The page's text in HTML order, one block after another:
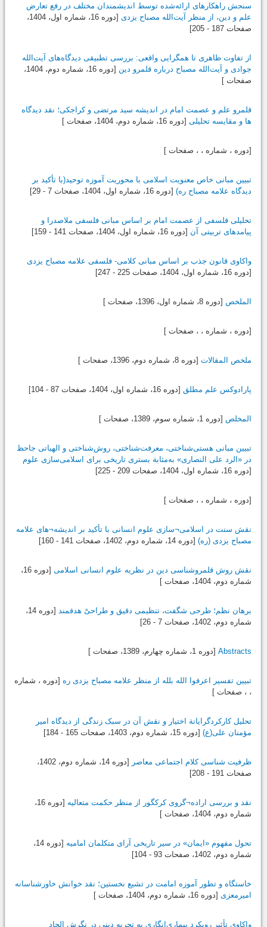
سنجش راهکارهای ارائه‌شده توسط اندیشمندان مختلف در رفع تعارض
علم و دین، از منظر آیت‌الله مصباح یزدی [دوره 16، شماره اول، 1404،
صفحات 187 - 205]
از تفاوت ظاهری تا همگرایی واقعی: بررسی تطبیقی دیدگاه‌های آیت‌الله
جوادی و آیت‌الله مصباح درباره قلمرو دین [دوره 16، شماره دوم، 1404،
صفحات ]
قلمرو علم و عصمت امام در اندیشه سید مرتضی و کراجکی؛ نقد دیدگاه
ها و مقایسه تحلیلی [دوره 16، شماره دوم، 1404، صفحات ]
[دوره ، شماره ، ، صفحات ]
تبیین مبانی خاص معنویت اسلامی با محوریت آموزه‌ توحید(با تأکید بر
دیدگاه علامه مصباح ره) [دوره 16، شماره اول، 1404، صفحات 7 - 29]
تحلیلی فلسفی از عصمت امام بر اساس مبانی فلسفی ملاصدرا و
پیامدهای تربیتی آن [دوره 16، شماره اول، 1404، صفحات 141 - 159]
واکاوی قانون جذب بر اساس مبانی کلامی- فلسفی علامه مصباح یزدی
[دوره 16، شماره اول،
1404، صفحات 225 - 247]
الملخص [دوره 8، شماره اول، 1396، صفحات ]
[دوره ، شماره ، ، صفحات ]
ملخص المقالات [دوره 8، شماره دوم، 1396، صفحات ]
پارادوکس علم مطلق [دوره 16، شماره اول، 1404، صفحات 87 - 104]
المخلص [دوره 1، شماره سوم، 1389، صفحات ]
تبیین مبانی هستی‌شناختی، معرفت‌شناختی، روش‌شناختی و الهیاتی جاحظ
در «الرد على النصارى» به‌مثابة بستری تاریخی برای اسلامی‌سازی علوم
[دوره 16، شماره اول،
1404، صفحات 209 - 225]
[دوره ، شماره ، ، صفحات ]
نقش سنت در اسلامی¬سازی علوم انسانی با تأکید بر اندیشه¬های علامه
مصباح یزدی (ره) [دوره 14، شماره دوم، 1402، صفحات 141 - 160]
نقش روش قلمروشناسی دین در نظریه علوم انسانی اسلامی
[دوره 16،
شماره دوم، 1404، صفحات ]
برهان نظم؛ طرحی شگفت، تنظیمی دقیق و طراحیْ هدفمند
[دوره 14،
شماره دوم، 1402، صفحات 7 - 26]
Abstracts [دوره 1، شماره چهارم، 1389، صفحات ]
تبیین تفسیر اعرفوا الله بلله از منظر علامه مصباح یزدی ره [دوره ، شماره
، ، صفحات ]
تحلیل کارکردگرایانة اختیار و نقش آن در سبک زندگی از دیدگاه امیر
مؤمنان علی(ع) [دوره 15، شماره دوم، 1403، صفحات 165 - 184]
ظرفیت شناسی کلام اجتماعی معاصر [دوره 14، شماره دوم، 1402،
صفحات 191 - 208]
نقد و بررسی اراده¬گروی کرکگور از منظر حکمت متعالیه
[دوره 16،
شماره دوم، 1404، صفحات ]
تحول مفهوم «ایمان» در سیر تاریخی آرای متکلمان امامیه
[دوره 14،
شماره دوم، 1402، صفحات 93 - 104]
خاستگاه و تطور آموزه امامت در تشیع نخستین؛ نقد خوانش خاورشناسانه
امیرمعزی [دوره 16، شماره دوم، 1404، صفحات ]
واکاوی تأثیر رویکرد بیماری‌انگاری به تجربه دینی در نگرش الحاد